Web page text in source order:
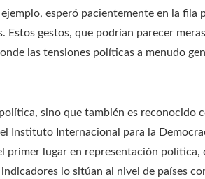
esperó pacientemente en la fila
gestos, que podrían parecer
las tensiones políticas a menudo
sino que también es reconocido
Instituto Internacional para la
primer lugar en representación política,
lo sitúan al nivel de países